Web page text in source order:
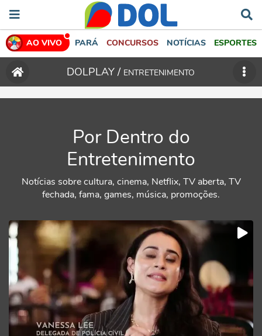
AO VIVO PARÁ CONCURSOS NOTÍCIAS ESPORTES
DOLPLAY / ENTRETENIMENTO
Por Dentro do
Entretenimento
Notícias sobre cultura, cinema, Netflix, TV aberta, TV
fechada, fama, games, música, promoções.